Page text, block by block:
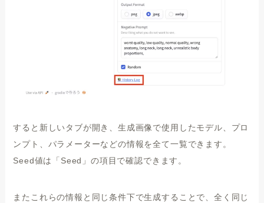
すると新しいタブが開き、生成画像で使用したモデル、プロ
ンプト、パラメーターなどの情報を全て一覧できます。
Seed値は「Seed」の項目で確認できます。
またこれらの情報と同じ条件下で生成することで、全く同じ